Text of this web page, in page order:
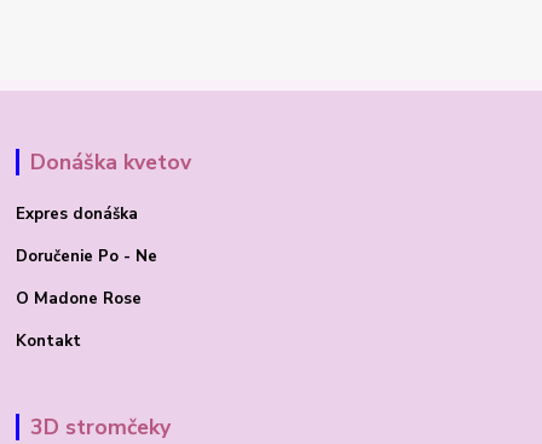
Donáška kvetov
Expres donáška
Doručenie Po - Ne
O Madone Rose
Kontakt
3D stromčeky